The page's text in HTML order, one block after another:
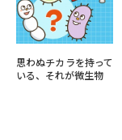
思わぬチカラを持って
いる、それが微生物